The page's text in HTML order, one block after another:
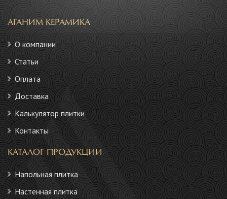
АГАНИМ КЕРАМИКА
О компании
Статьи
Оплата
Доставка
Калькулятор плитки
Контакты
КАТАЛОГ ПРОДУКЦИИ
Напольная плитка
Настенная плитка